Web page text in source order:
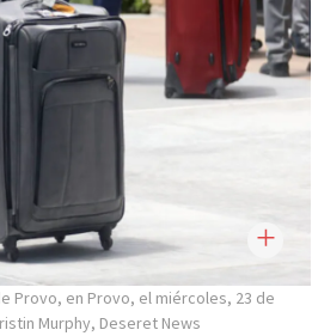
Provo, en Provo, el miércoles, 23 de
Murphy, Deseret News